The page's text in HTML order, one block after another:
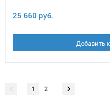
25 660 руб.
Добавить
1 2